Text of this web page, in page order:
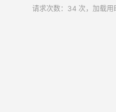
请求次数：34 次，加载